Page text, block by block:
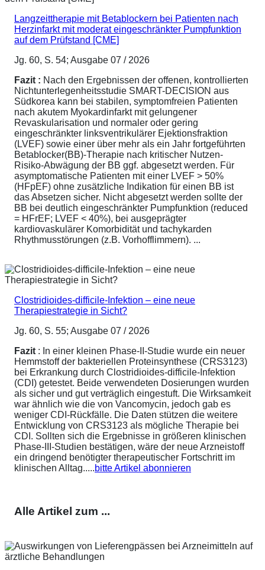
Langzeittherapie mit Betablockern bei Patienten nach
Herzinfarkt mit moderat eingeschränkter Pumpfunktion
auf dem Prüfstand [CME]
Jg. 60, S. 54; Ausgabe 07 / 2026
Fazit : Nach den Ergebnissen der offenen, kontrollierten
Nichtunterlegenheitsstudie SMART-DECISION aus
Südkorea kann bei stabilen, symptomfreien Patienten
nach akutem Myokardinfarkt mit gelungener
Revaskularisation und normaler oder gering
eingeschränkter linksventrikulärer Ejektionsfraktion
(LVEF) sowie einer über mehr als ein Jahr fortgeführten
Betablocker(BB)-Therapie nach kritischer Nutzen-
Risiko-Abwägung der BB ggf. abgesetzt werden. Für
asymptomatische Patienten mit einer LVEF > 50%
(HFpEF) ohne zusätzliche Indikation für einen BB ist
das Absetzen sicher. Nicht abgesetzt werden sollte der
BB bei deutlich eingeschränkter Pumpfunktion (reduced
= HFrEF; LVEF < 40%), bei ausgeprägter
kardiovaskulärer Komorbidität und tachykarden
Rhythmusstörungen (z.B. Vorhofflimmern). ...
Clostridioides-difficile-Infektion – eine neue
Therapiestrategie in Sicht?
Jg. 60, S. 55; Ausgabe 07 / 2026
Fazit : In einer kleinen Phase-II-Studie wurde ein neuer
Hemmstoff der bakteriellen Proteinsynthese (CRS3123)
bei Erkrankung durch Clostridioides-difficile-Infektion
(CDI) getestet. Beide verwendeten Dosierungen wurden
als sicher und gut verträglich eingestuft. Die Wirksamkeit
war ähnlich wie die von Vancomycin, jedoch gab es
weniger CDI-Rückfälle. Die Daten stützen die weitere
Entwicklung von CRS3123 als mögliche Therapie bei
CDI. Sollten sich die Ergebnisse in größeren klinischen
Phase-III-Studien bestätigen, wäre der neue Arzneistoff
ein dringend benötigter therapeutischer Fortschritt im
klinischen Alltag.....bitte Artikel abonnieren
Alle Artikel zum ...